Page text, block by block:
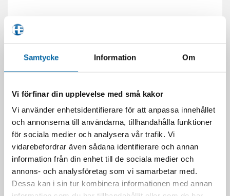
Samtycke Information Om
Vi förfinar din upplevelse med små kakor
Vi använder enhetsidentifierare för att anpassa innehållet
och annonserna till användarna, tillhandahålla funktioner
för sociala medier och analysera vår trafik. Vi
vidarebefordrar även sådana identifierare och annan
information från din enhet till de sociala medier och
annons- och analysföretag som vi samarbetar med.
Dessa kan i sin tur kombinera informationen med annan
DU KANSKE OCKSÅ GILLAR …